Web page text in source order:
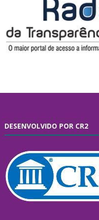
DESENVOLVIDO POR CR2